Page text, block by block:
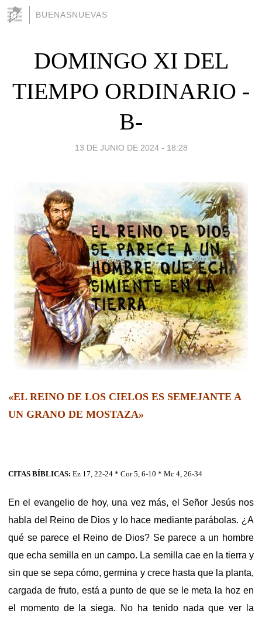
BUENASNUEVAS
DOMINGO XI DEL
TIEMPO ORDINARIO -
B-
13 DE JUNIO DE 2024 - 18:28
«EL REINO DE LOS CIELOS ES SEMEJANTE A
UN GRANO DE MOSTAZA»
CITAS BÍBLICAS: Ez 17, 22-24 * Cor 5, 6-10 * Mc 4, 26-34
En el evangelio de hoy, una vez más, el Señor Jesús nos
habla del Reino de Dios y lo hace mediante parábolas. ¿A
qué se parece el Reino de Dios? Se parece a un hombre
que echa semilla en un campo. La semilla cae en la tierra y
sin que se sepa cómo, germina y crece hasta que la planta,
cargada de fruto, está a punto de que se le meta la hoz en
el momento de la siega. No ha tenido nada que ver la